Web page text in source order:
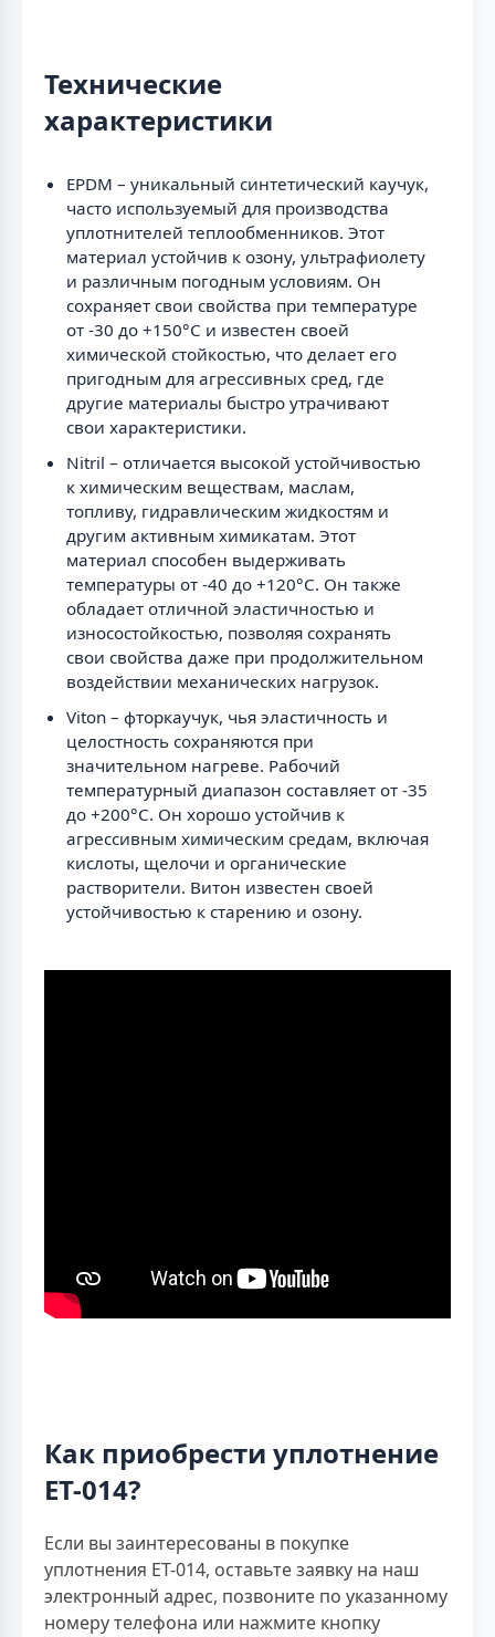
Технические
характеристики
EPDM – уникальный синтетический каучук,
часто используемый для производства
уплотнителей теплообменников. Этот
материал устойчив к озону, ультрафиолету
и различным погодным условиям. Он
сохраняет свои свойства при температуре
от -30 до +150°С и известен своей
химической стойкостью, что делает его
пригодным для агрессивных сред, где
другие материалы быстро утрачивают
свои характеристики.
Nitril – отличается высокой устойчивостью
к химическим веществам, маслам,
топливу, гидравлическим жидкостям и
другим активным химикатам. Этот
материал способен выдерживать
температуры от -40 до +120°С. Он также
обладает отличной эластичностью и
износостойкостью, позволяя сохранять
свои свойства даже при продолжительном
воздействии механических нагрузок.
Viton – фторкаучук, чья эластичность и
целостность сохраняются при
значительном нагреве. Рабочий
температурный диапазон составляет от -35
до +200°С. Он хорошо устойчив к
агрессивным химическим средам, включая
кислоты, щелочи и органические
растворители. Витон известен своей
устойчивостью к старению и озону.
Как приобрести уплотнение
ЕТ-014?
Если вы заинтересованы в покупке
уплотнения ЕТ-014, оставьте заявку на наш
электронный адрес, позвоните по указанному
номеру телефона или нажмите кнопку